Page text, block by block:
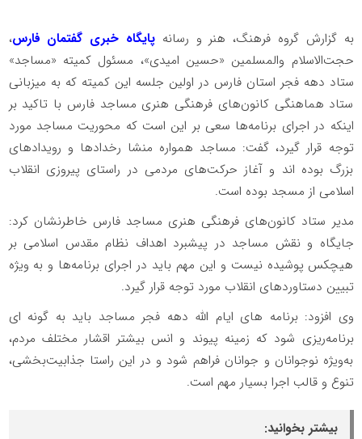
به گزارش گروه فرهنگ، هنر و رسانهپایگاه خبری گفتمان فارس،
حجت‌الاسلام والمسلمین «حسین امیدی»، مسئول کمیته «مساجد»
ستاد دهه فجر استان فارس در اولین جلسه این کمیته که به میزبانی
ستاد هماهنگی کانون‌های فرهنگی هنری مساجد فارس با تاکید بر
اینکه در اجرای برنامه‌ها سعی بر این است که محوریت مساجد مورد
توجه قرار گیرد، گفت: مساجد همواره منشا رخدادها و رویدادهای
بزرگ بوده اند و آغاز حرکت‌های مردمی در راستای پیروزی انقلاب
اسلامی از مسجد بوده است.
مدیر ستاد کانون‌های فرهنگی هنری مساجد فارس خاطرنشان کرد:
جایگاه و نقش مساجد در پیشبرد اهداف نظام مقدس اسلامی بر
هیچکس پوشیده نیست و این مهم باید در اجرای برنامه‌ها و به ویژه
تبیین دستاوردهای انقلاب مورد توجه قرار گیرد.
وی افزود: برنامه ‌های ایام الله دهه فجر مساجد باید به گونه ای
برنامه‌ریزی شود که زمینه پیوند و انس بیشتر اقشار مختلف مردم،
به‌ویژه نوجوانان و جوانان فراهم شود و در این راستا جذابیت‌بخشی،
تنوع و قالب اجرا بسیار مهم است.
بیشتر بخوانید: